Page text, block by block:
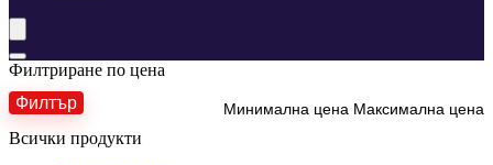
Филтриране по цена
Минимална цена Максимална цена
Филтър
Всички продукти